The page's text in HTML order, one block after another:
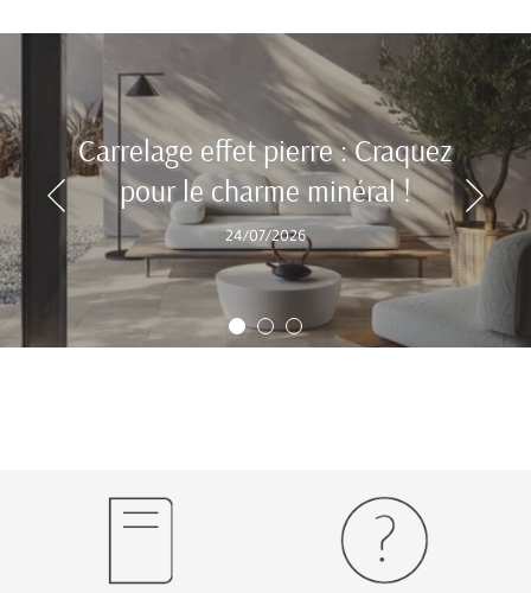
Carrelage effet pierre : Craquez
pour le charme minéral !
24/07/2026